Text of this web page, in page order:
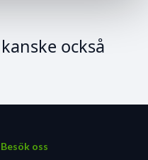
också
Besök oss